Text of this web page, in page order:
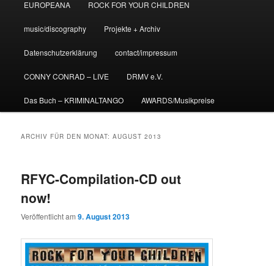
EUROPEANA ROCK FOR YOUR CHILDREN
music/discography Projekte + Archiv
Datenschutzerklärung contact/impressum
CONNY CONRAD – LIVE DRMV e.V.
Das Buch – KRIMINALTANGO AWARDS/Musikpreise
ARCHIV FÜR DEN MONAT:AUGUST 2013
RFYC-Compilation-CD out
now!
Veröffentlicht am9. August 2013